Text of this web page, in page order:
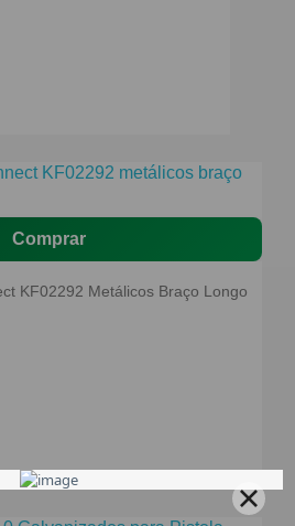
Comprar
KF02292 Metálicos Braço Longo